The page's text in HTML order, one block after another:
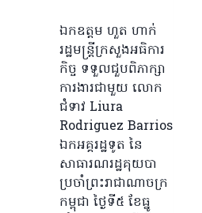
ឯកឧត្តម ហួត ហាក់
រដ្ឋមន្ត្រីក្រសួងអធិការ
កិច្ច ទទួលជួបពិភាក្សា
ការងារជាមួយ លោក
ជំទាវ Liura
Rodriguez Barrios
ឯកអគ្គរដ្ឋទូត នៃ
សាធារណរដ្ឋគុយបា
ប្រចាំព្រះរាជាណាចក្រ
កម្ពុជា ថ្ងៃទី៥ ខែធ្នូ